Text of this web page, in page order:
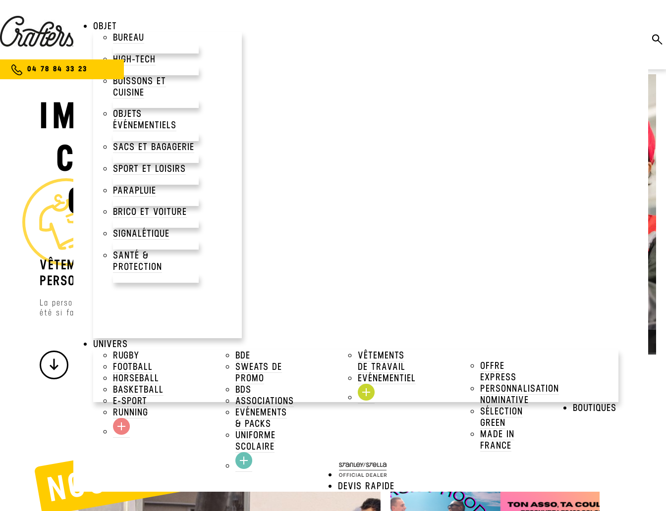
04 78 84 33 23
OBJET
BUREAU
HIGH-TECH
BOISSONS ET
CUISINE
OBJETS
ÉVÉNEMENTIELS
SACS ET BAGAGERIE
SPORT ET LOISIRS
PARAPLUIE
BRICO ET VOITURE
SIGNALÉTIQUE
SANTÉ &
PROTECTION
UNIVERS
RUGBY
FOOTBALL
HORSEBALL
BASKETBALL
E-SPORT
RUNNING
BDE
SWEATS DE
PROMO
BDS
ASSOCIATIONS
EVÉNEMENTS
& PACKS
UNIFORME
SCOLAIRE
VÊTEMENTS
DE TRAVAIL
EVÉNEMENTIEL
OFFRE
EXPRESS
PERSONNALISATION
NOMINATIVE
SÉLECTION
GREEN
MADE IN
FRANCE
BOUTIQUES
DEVIS RAPIDE
IMAGINEZ
CRÉEZ
CRAFTEZ
VÊTEMENTS ET OBJETS
PERSONNALISÉS.
La personnalisation n’aura jamais
été si facile !
NOUVEAUTÉS